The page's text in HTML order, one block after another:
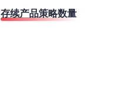
存续产品策略数量